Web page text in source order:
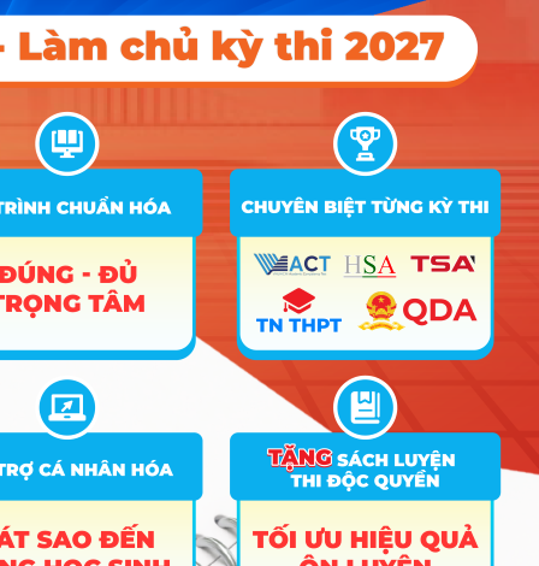
Trường Đại Học Công Nghiệp Việt Trì 2 ngành
Xem chi
1 ngành
Trường Đại học Tài Nguyên và Môi Trường Hà
1 ngành
Trường Đại Học Tây Bắc 1 ngành
Trường Đại Học Đại Nam 1 ngành
tiết
Trường Đại Học Yersin Đà Lạt 1 ngành
Xem chi
Danh sách các ngành tuyển sinh theo tổ
hợp X79
Nhóm Truyền thông - Marketing 17 ngành |Xem chi tiết